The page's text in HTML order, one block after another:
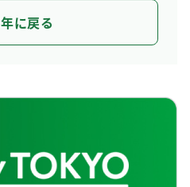
に戻る